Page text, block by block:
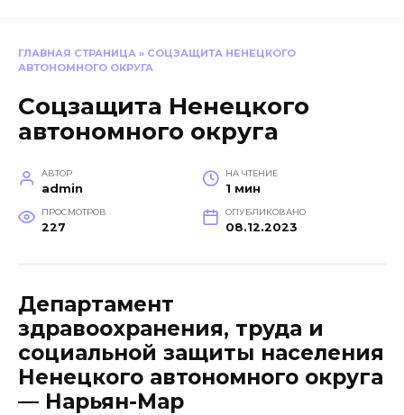
ГЛАВНАЯ СТРАНИЦА » СОЦЗАЩИТА НЕНЕЦКОГО
АВТОНОМНОГО ОКРУГА
Соцзащита Ненецкого
автономного округа
АВТОР
admin
НА ЧТЕНИЕ
1 мин
ПРОСМОТРОВ
227
ОПУБЛИКОВАНО
08.12.2023
Департамент
здравоохранения, труда и
социальной защиты населения
Ненецкого автономного округа
— Нарьян-Мар